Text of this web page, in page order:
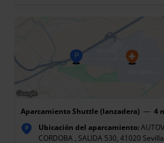
Aparcamiento Shuttle (lanzadera) — 4
P Ubicación del aparcamiento:
CORDOBA , SALIDA 530, 41020 Sevilla